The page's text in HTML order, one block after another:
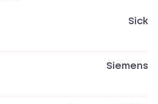
Sick
Siemens